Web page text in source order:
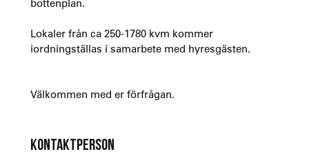
Lokaler från ca 250-1780 kvm kommer
iordningställas i samarbete med hyresgästen.
Välkommen med er förfrågan.
KONTAKTPERSON